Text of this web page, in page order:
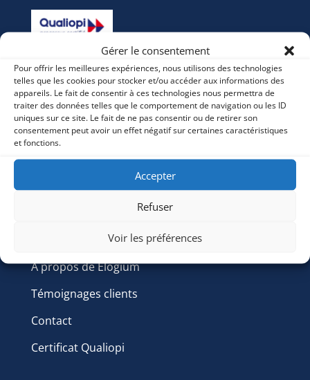
Gérer le consentement
Pour offrir les meilleures expériences, nous utilisons des technologies
telles que les cookies pour stocker et/ou accéder aux informations des
appareils. Le fait de consentir à ces technologies nous permettra de
traiter des données telles que le comportement de navigation ou les ID
uniques sur ce site. Le fait de ne pas consentir ou de retirer son
consentement peut avoir un effet négatif sur certaines caractéristiques
et fonctions.
Accepter
Refuser
Voir les préférences
La certification qualité a été délivrée
au titre des catégories d’actions : action de formation
Rejoignez-nous
A propos de Elogium
Témoignages clients
Contact
Certificat Qualiopi